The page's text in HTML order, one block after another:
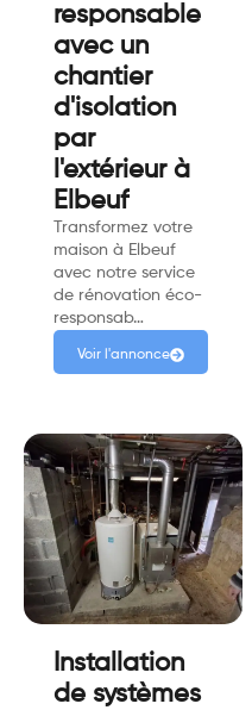
responsable
avec un
chantier
d'isolation
par
l'extérieur à
Elbeuf
Transformez votre
maison à Elbeuf
avec notre service
de rénovation éco-
responsab…
Voir l'annonce
Installation
de systèmes